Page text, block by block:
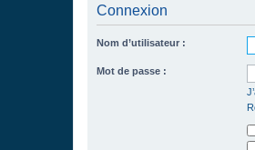
Connexion
Nom d’utilisateur :
Mot de passe :